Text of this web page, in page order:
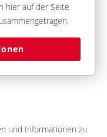
hier auf der Seite
und Informationen zu